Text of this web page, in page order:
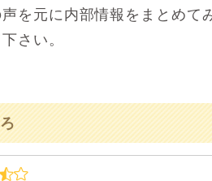
を元に内部情報をまとめて
さい。